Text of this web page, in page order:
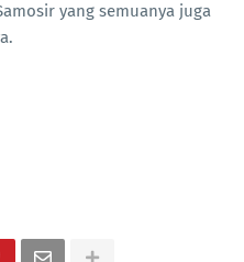
yang semuanya juga